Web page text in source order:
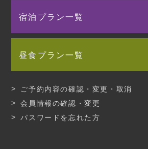
宿泊プラン一覧
昼食プラン一覧
ご予約内容の確認・変更・取消
会員情報の確認・変更
パスワードを忘れた方